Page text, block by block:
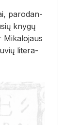
pa­ro­dan­
kny­gų
Mi­ka­lo­jaus
li­te­ra­